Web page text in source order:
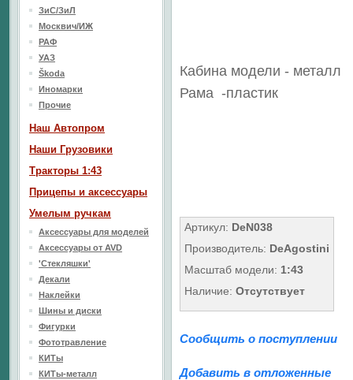
Кабина модели - металл
Рама -пластик
Артикул: DeN038
Производитель: DeAgostini
Масштаб модели: 1:43
Наличие: Отсутствует
Сообщить о поступлении
Добавить в отложенные
ЗиС/ЗиЛ
Москвич/ИЖ
РАФ
УАЗ
Škoda
Иномарки
Прочие
Наш Aвтопром
Наши Грузовики
Тракторы 1:43
Прицепы и аксессуары
Умелым ручкам
Аксессуары для моделей
Аксессуары от AVD
'Стекляшки'
Декали
Наклейки
Шины и диски
Фигурки
Фототравление
КИТы
КИТы-металл